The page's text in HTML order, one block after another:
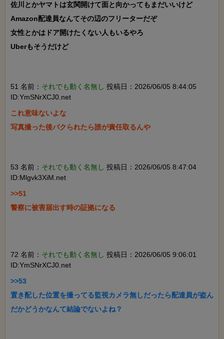
佐川とかヤマトは玄関開けて面と向かってもまだいいけど
Amazon配達員なんてその辺のフリーターだぞ
女性とかはドア開けたくない人もいるやろ
Uberもそうだけど
51 名前： それでも動く名無し 投稿日：2026/06/05 8:44:05
ID:YmSNrXCJ0.net
これ意味ないよな
写真撮った後パクられたら誰が責任取るんや
53 名前： それでも動く名無し 投稿日：2026/06/05 8:47:04
ID:Mlgvk3XiM.net
>>51
警察に被害届出す時の証拠になる
72 名前： それでも動く名無し 投稿日：2026/06/05 9:06:01
ID:YmSNrXCJ0.net
>>53
置き配した位置を撮ってる監視カメラ無しだったら配達員が盗ん
だかどうかなんて結論でないよね？